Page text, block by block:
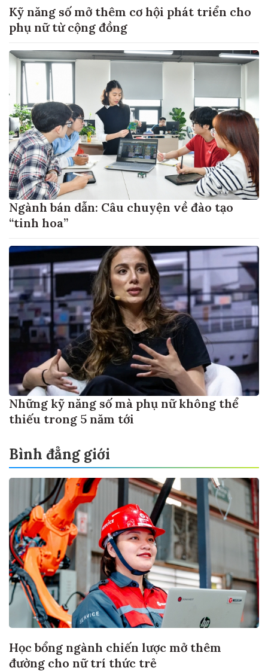
Kỹ năng số mở thêm cơ hội phát triển cho
phụ nữ từ cộng đồng
Ngành bán dẫn: Câu chuyện về đào tạo
“tinh hoa”
Những kỹ năng số mà phụ nữ không thể
thiếu trong 5 năm tới
Bình đẳng giới
Học bổng ngành chiến lược mở thêm
đường cho nữ trí thức trẻ